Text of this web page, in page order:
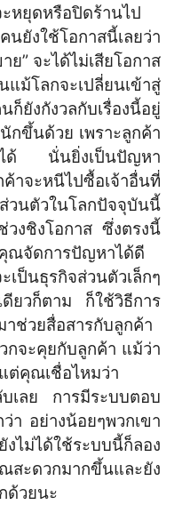
หยุดหรือปิดร้านไป
งใช้โอกาสนี้เลยว่า
ย” จะได้ไม่เสียโอกาส
โลกจะเปลี่ยนเข้าสู่
ยังกังวลกับเรื่องนี้อยู่
กขึ้นด้วย เพราะลูกค้า
ได้ นั่นยิ่งเป็นปัญหา
าจะหนีไปซื้อเจ้าอื่นที่
วนตัวในโลกปัจจุบันนี้
วงชิงโอกาส ซึ่งตรงนี้
ณจัดการปัญหาได้ดี
ป็นธุรกิจส่วนตัวเล็กๆ
ดียวก็ตาม ก็ใช้วิธีการ
ช่วยสื่อสารกับลูกค้า
กจะคุยกับลูกค้า แม้ว่า
ต่คุณเชื่อไหมว่า
บเลย การมีระบบตอบ
า อย่างน้อยๆพวกเขา
ไม่ได้ใช้ระบบนี้ก็ลอง
สะดวกมากขึ้นและยัง
ด้วยนะ